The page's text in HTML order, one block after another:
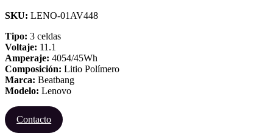
SKU: LENO-01AV448
Tipo: 3 celdas
Voltaje: 11.1
Amperaje: 4054/45Wh
Composición: Litio Polímero
Marca: Beatbang
Modelo: Lenovo
Contacto